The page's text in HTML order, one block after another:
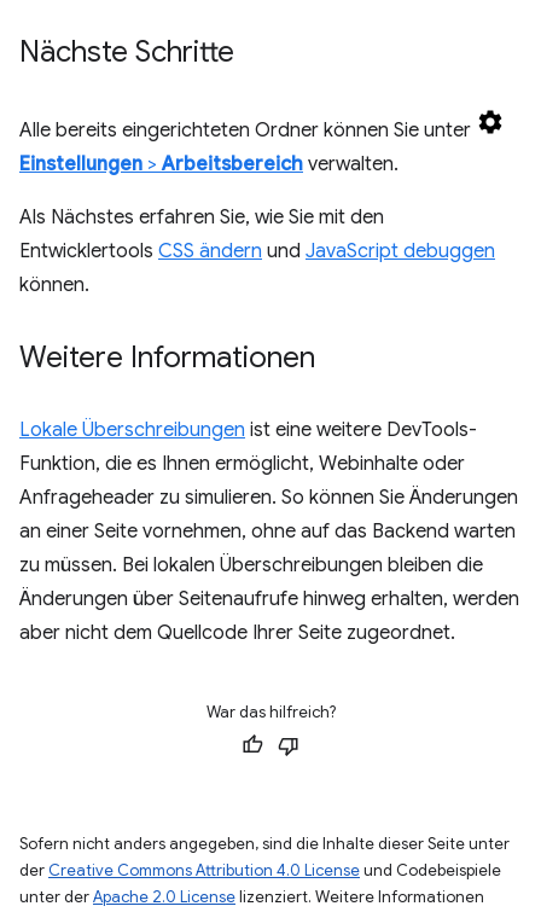
Nächste Schritte
Alle bereits eingerichteten Ordner können Sie unter
Einstellungen >Arbeitsbereich verwalten.
Als Nächstes erfahren Sie, wie Sie mit den
Entwicklertools CSS ändern und JavaScript debuggen
können.
Weitere Informationen
Lokale Überschreibungen ist eine weitere DevTools-
Funktion, die es Ihnen ermöglicht, Webinhalte oder
Anfrageheader zu simulieren. So können Sie Änderungen
an einer Seite vornehmen, ohne auf das Backend warten
zu müssen. Bei lokalen Überschreibungen bleiben die
Änderungen über Seitenaufrufe hinweg erhalten, werden
aber nicht dem Quellcode Ihrer Seite zugeordnet.
War das hilfreich?
Sofern nicht anders angegeben, sind die Inhalte dieser Seite unter
der Creative Commons Attribution 4.0 Licenseund Codebeispiele
unter derApache 2.0 Licenselizenziert. Weitere Informationen